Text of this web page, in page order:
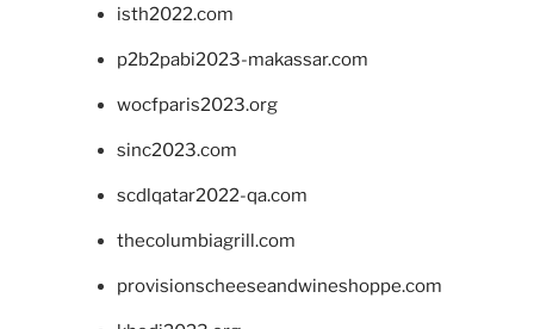
isth2022.com
p2b2pabi2023-makassar.com
wocfparis2023.org
sinc2023.com
scdlqatar2022-qa.com
thecolumbiagrill.com
provisionscheeseandwineshoppe.com